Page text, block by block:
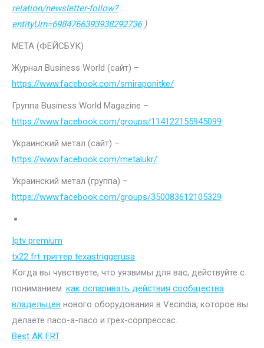
relation/newsletter-follow?
entityUrn=6984766393938292736)
МЕТА (ФЕЙСБУК)
Журнал Business World (сайт) –
https://www.facebook.com/smiraponitke/
Группа Business World Magazine –
https://www.facebook.com/groups/114122155945099
Украинский метал (сайт) –
https://www.facebook.com/metalukr/
Украинский метал (группа) –
https://www.facebook.com/groups/350083612105329
Iptv premium
tx22 frt триггер texastriggerusa
Когда вы чувствуете, что уязвимы для вас, действуйте с
пониманием: как оспаривать действия сообщества
владельцев нового оборудования в Vecindia, которое вы
делаете пасо-а-пасо и грех-сорпрессас.
Best AK FRT